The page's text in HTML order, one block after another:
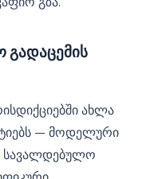
გადაცემის
ახლა
— მოდელური
სავალდებულო